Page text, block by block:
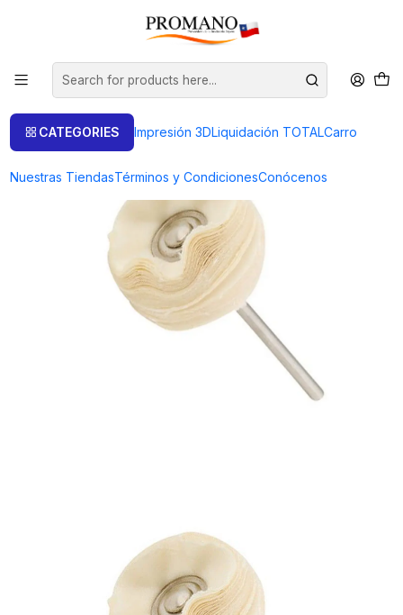
CATEGORIES Impresión 3DLiquidación TOTALCarro
Nuestras TiendasTérminos y CondicionesConócenos
Pulido Brillo Pañete Paño
PAÑETE ALGODÓN MINI ø 25 EJE 3 MM P/MOTOR FLEXIBLE